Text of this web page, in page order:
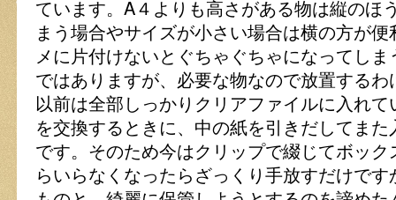
ています。A４よりも高さがある物は縦のほ
まう場合やサイズが小さい場合は横の方が
メに片付けないとぐちゃぐちゃになってし
ではありますが、必要な物なので放置する
以前は全部しっかりクリアファイルに入れ
を交換するときに、中の紙を引きだしてま
です。そのため今はクリップで綴じてボッ
らいらなくなったらざっくり手放すだけで